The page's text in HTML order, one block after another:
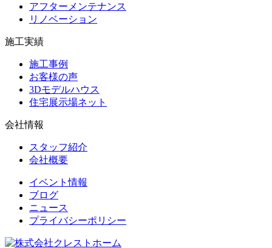
アフターメンテナンス
リノベーション
施工実績
施工事例
お客様の声
3Dモデルハウス
住宅展示場ネット
会社情報
スタッフ紹介
会社概要
イベント情報
ブログ
ニュース
プライバシーポリシー